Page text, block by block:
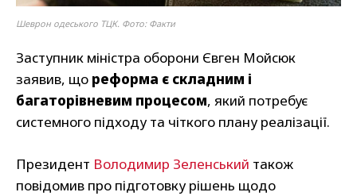
Шеврон одеського ТЦК. Фото: Факти
Заступник міністра оборони Євген Мойсюк
заявив, що реформа є складним і
багаторівневим процесом, який потребує
системного підходу та чіткого плану реалізації.
Президент Володимир Зеленський також
повідомив про підготовку рішень щодо